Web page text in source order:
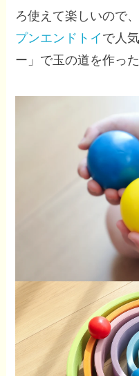
ろ使えて楽しいので
プンエンドトイ で人
ー」で玉の道を作っ